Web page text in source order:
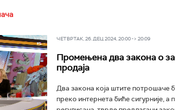
ЧЕТВРТАК, 26. ДЕЦ 2024, 20:00 -> 20:09
Промењена два закона о
продаја
Два закона која штите потрошаче
преко интернета биће сигурније,